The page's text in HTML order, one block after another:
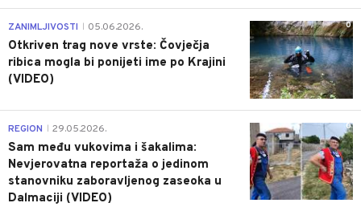
0
ZANIMLJIVOSTI 05.06.2026.
Otkriven trag nove vrste: Čovječja
ribica mogla bi ponijeti ime po Krajini
(VIDEO)
0
REGION 29.05.2026.
Sam među vukovima i šakalima:
Nevjerovatna reportaža o jedinom
stanovniku zaboravljenog zaseoka u
Dalmaciji (VIDEO)